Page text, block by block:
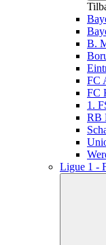
B.
FC
FC
1.
RB
Ligue 1 -